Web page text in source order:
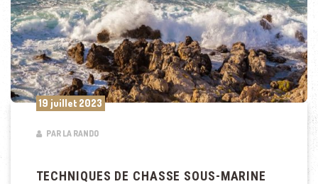
19 juillet 2023
PAR LA RANDO
TECHNIQUES DE CHASSE SOUS-MARINE